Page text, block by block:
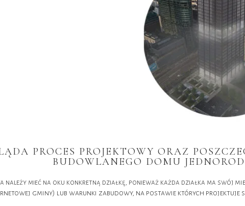
PROCES PROJEKTOWY ORAZ
BUDOWLANEGO DOMU
należy mieć na oku konkretną działkę, ponieważ każda działka ma swój
gminy) lub warunki zabudowy, na postawie których projektuje